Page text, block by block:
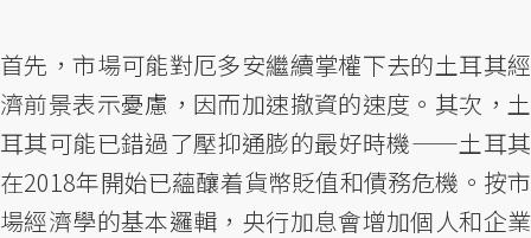
首先，市場可能對厄多安繼續掌權下去的土耳其經
濟前景表示憂慮，因而加速撤資的速度。其次，土
耳其可能已錯過了壓抑通膨的最好時機——土耳其
在2018年開始已蘊釀着貨幣貶值和債務危機。按市
場經濟學的基本邏輯，央行加息會增加個人和企業